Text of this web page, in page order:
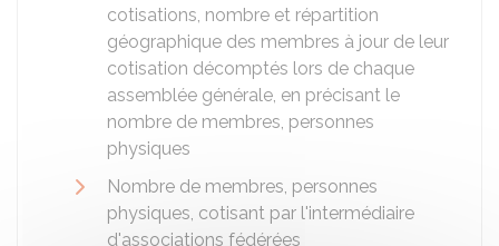
cotisations, nombre et répartition
géographique des membres à jour de leur
cotisation décomptés lors de chaque
assemblée générale, en précisant le
nombre de membres, personnes
physiques
Nombre de membres, personnes
physiques, cotisant par l'intermédiaire
d'associations fédérées